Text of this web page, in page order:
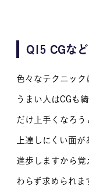
Q15 CGな
色々なテクニック
うまい人はCGも
だけ上手くなろ
上達しにくい面
進歩しますから
わらず求められま